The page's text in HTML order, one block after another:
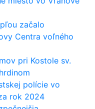
začalo
Centra voľného
pri Kostole sv.
polície vo
rok 2024